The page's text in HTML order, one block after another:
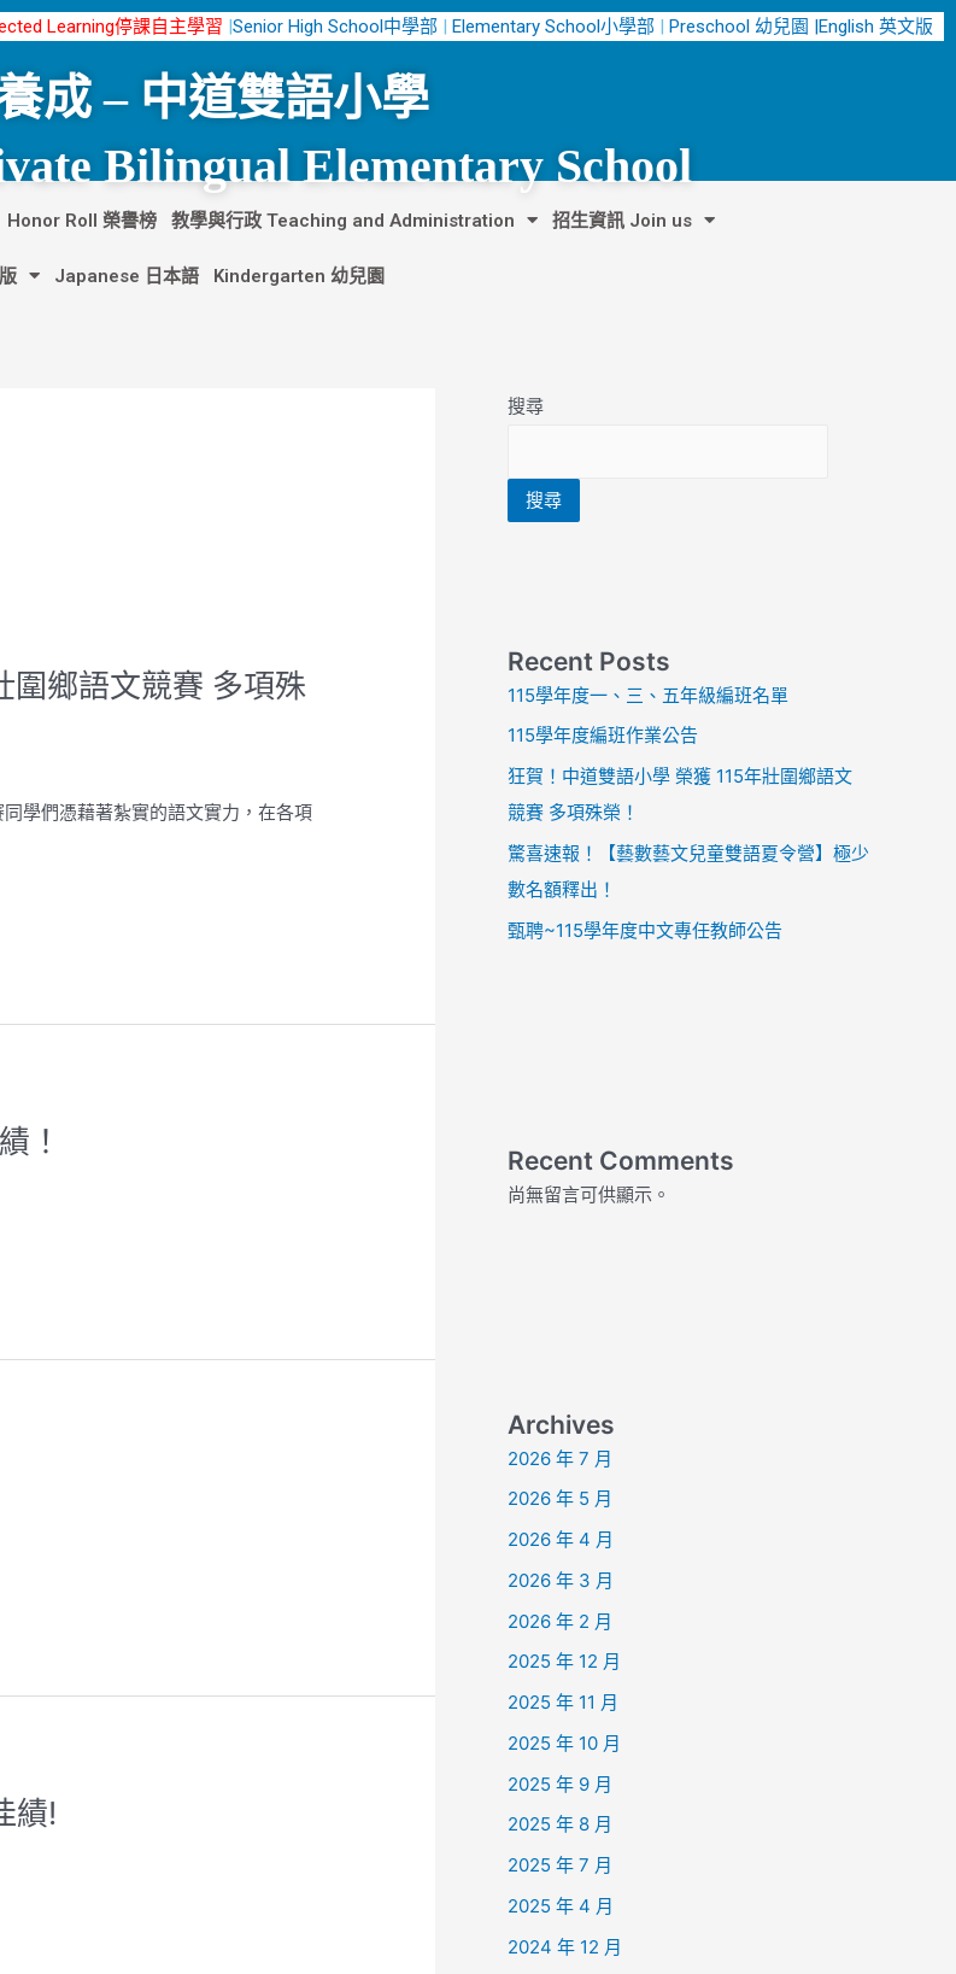
Learning停課自主學習 |Senior High School中學部 | Elementary School小學部 | Preschool 幼兒園 |English 英文版
成 – 中道雙語小學
Bilingual Elementary School
Honor Roll 榮譽榜 教學與行政 Teaching and Administration 招生資訊 Join us
Japanese 日本語 Kindergarten 幼兒園
圍鄉語文競賽 多項殊
學們憑藉著紮實的語文實力，在各項
！
績!
搜尋
搜尋
Recent Posts
115學年度一、三、五年級編班名單
115學年度編班作業公告
狂賀！中道雙語小學 榮獲 115年壯圍鄉語文
競賽 多項殊榮！
驚喜速報！【藝數藝文兒童雙語夏令營】極少
數名額釋出！
甄聘~115學年度中文專任教師公告
Recent Comments
尚無留言可供顯示。
Archives
2026 年 7 月
2026 年 5 月
2026 年 4 月
2026 年 3 月
2026 年 2 月
2025 年 12 月
2025 年 11 月
2025 年 10 月
2025 年 9 月
2025 年 8 月
2025 年 7 月
2025 年 4 月
2024 年 12 月